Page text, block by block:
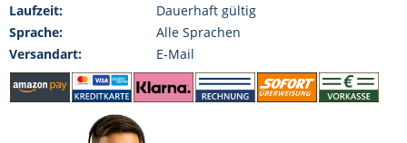
Laufzeit:
Dauerhaft gültig
Sprache:
Alle Sprachen
Versandart:
E-Mail